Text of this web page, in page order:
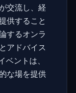
交流し、経
供すること
するオンラ
アドバイス
ントは、
な場を提供